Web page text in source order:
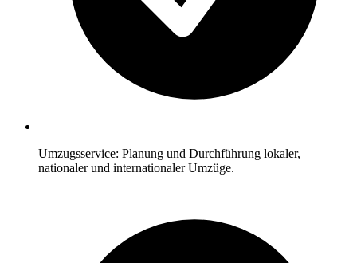
Umzugsservice: Planung und Durchführung lokaler,
nationaler und internationaler Umzüge.